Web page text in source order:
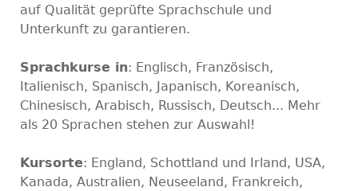
auf Qualität geprüfte Sprachschule und
Unterkunft zu garantieren.
Sprachkurse in: Englisch, Französisch,
Italienisch, Spanisch, Japanisch, Koreanisch,
Chinesisch, Arabisch, Russisch, Deutsch... Mehr
als 20 Sprachen stehen zur Auswahl!
Kursorte: England, Schottland und Irland, USA,
Kanada, Australien, Neuseeland, Frankreich,